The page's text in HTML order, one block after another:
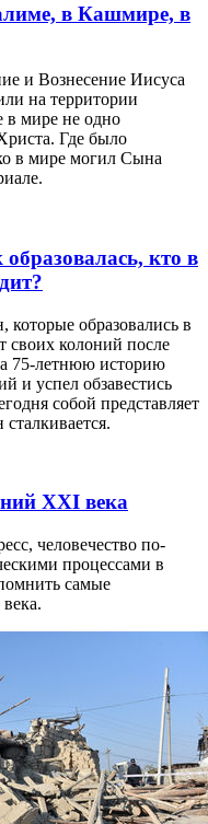
в Кашмире, в
и Вознесение Иисуса
на территории
в мире не одно
Где было
в мире могил Сына
кто в
которые образовались в
своих колоний после
75-летнюю историю
и успел обзавестись
собой представляет
XXI века
человечество по-
процессами в
самые